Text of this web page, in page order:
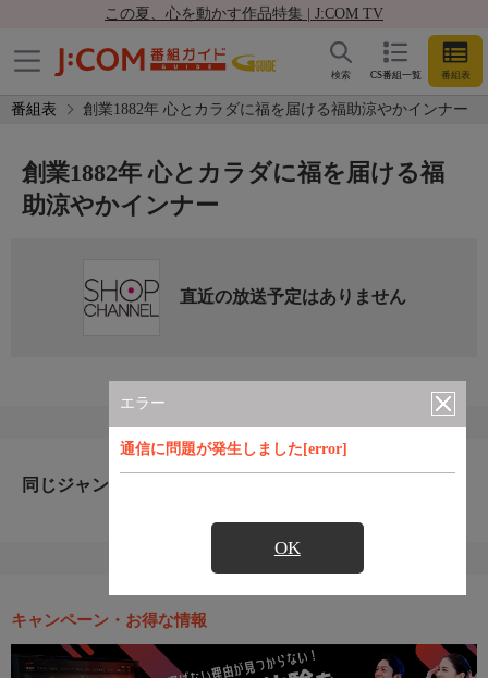
この夏、心を動かす作品特集 | J:COM TV
CS番組一覧 番組表
検索
番組表 創業1882年 心とカラダに福を届ける福助涼やかインナー
エラー
通信に問題が発生しました[error]
OK
創業1882年 心とカラダに福を届ける福
助涼やかインナー
直近の放送予定はありません
同じジャンルのおすすめ番組
キャンペーン・お得な情報